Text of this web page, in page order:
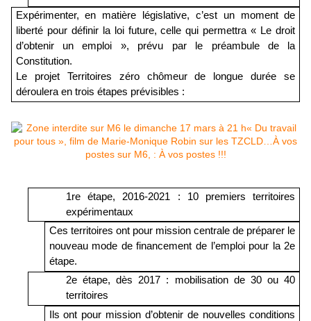
Expérimenter, en matière législative, c’est un moment de
liberté pour définir la loi future, celle qui permettra « Le droit
d’obtenir un emploi », prévu par le préambule de la
Constitution.
Le projet Territoires zéro chômeur de longue durée se
déroulera en trois étapes prévisibles :
1re étape, 2016-2021 : 10 premiers territoires
expérimentaux
Ces territoires ont pour mission centrale de préparer le
nouveau mode de financement de l’emploi pour la 2e
étape.
2e étape, dès 2017 : mobilisation de 30 ou 40
territoires
Ils ont pour mission d’obtenir de nouvelles conditions